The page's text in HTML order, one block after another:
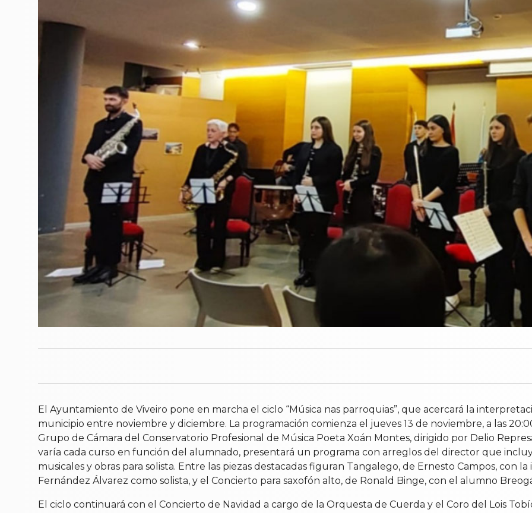
El Ayuntamiento de Viveiro pone en marcha el ciclo “Música nas parroquias”, que acercará la
municipio entre noviembre y diciembre. La programación comienza el jueves 13 de noviembre, a las
Grupo de Cámara del Conservatorio Profesional de Música Poeta Xoán Montes, dirigido por Delio
varía cada curso en función del alumnado, presentará un programa con arreglos del director que
musicales y obras para solista. Entre las piezas destacadas figuran Tangalego, de Ernesto Campos, con
Fernández Álvarez como solista, y el Concierto para saxofón alto, de Ronald Binge, con el alumno
El ciclo continuará con el Concierto de Navidad a cargo de la Orquesta de Cuerda y el Coro del Lois